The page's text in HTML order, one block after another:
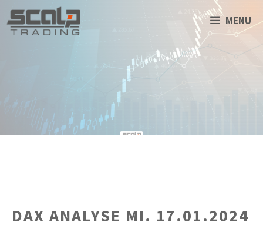
Inhalt
springen
MENU
DAX ANALYSE MI. 17.01.2024